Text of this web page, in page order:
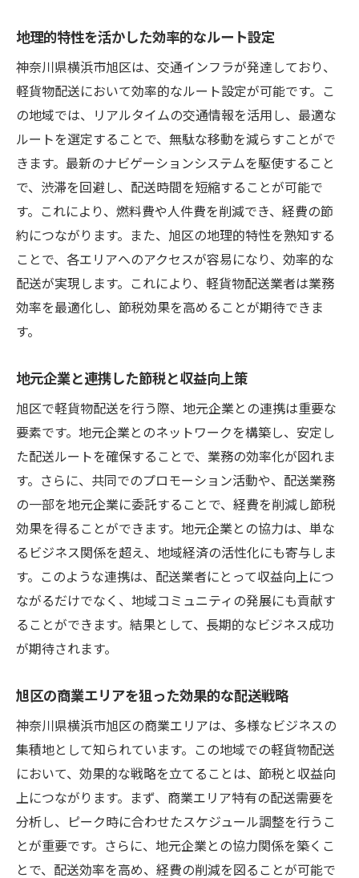
地理的特性を活かした効率的なルート設定
神奈川県横浜市旭区は、交通インフラが発達しており、
軽貨物配送において効率的なルート設定が可能です。こ
の地域では、リアルタイムの交通情報を活用し、最適な
ルートを選定することで、無駄な移動を減らすことがで
きます。最新のナビゲーションシステムを駆使すること
で、渋滞を回避し、配送時間を短縮することが可能で
す。これにより、燃料費や人件費を削減でき、経費の節
約につながります。また、旭区の地理的特性を熟知する
ことで、各エリアへのアクセスが容易になり、効率的な
配送が実現します。これにより、軽貨物配送業者は業務
効率を最適化し、節税効果を高めることが期待できま
す。
地元企業と連携した節税と収益向上策
旭区で軽貨物配送を行う際、地元企業との連携は重要な
要素です。地元企業とのネットワークを構築し、安定し
た配送ルートを確保することで、業務の効率化が図れま
す。さらに、共同でのプロモーション活動や、配送業務
の一部を地元企業に委託することで、経費を削減し節税
効果を得ることができます。地元企業との協力は、単な
るビジネス関係を超え、地域経済の活性化にも寄与しま
す。このような連携は、配送業者にとって収益向上につ
ながるだけでなく、地域コミュニティの発展にも貢献す
ることができます。結果として、長期的なビジネス成功
が期待されます。
旭区の商業エリアを狙った効果的な配送戦略
神奈川県横浜市旭区の商業エリアは、多様なビジネスの
集積地として知られています。この地域での軽貨物配送
において、効果的な戦略を立てることは、節税と収益向
上につながります。まず、商業エリア特有の配送需要を
分析し、ピーク時に合わせたスケジュール調整を行うこ
とが重要です。さらに、地元企業との協力関係を築くこ
とで、配送効率を高め、経費の削減を図ることが可能で